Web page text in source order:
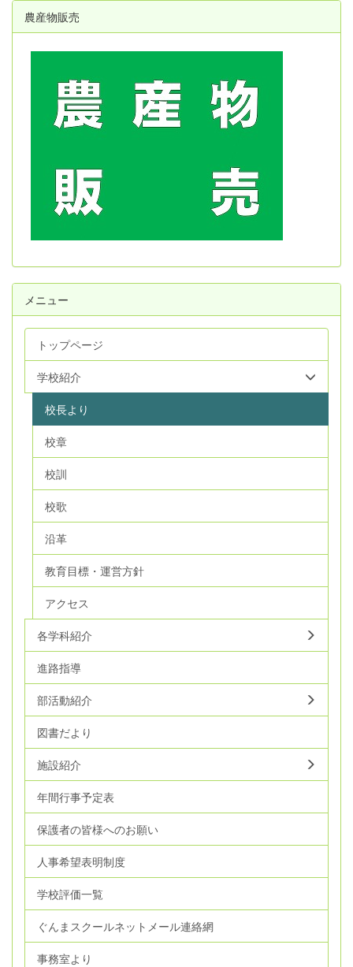
農産物販売
メニュー
トップページ
学校紹介
校長より
校章
校訓
校歌
沿革
教育目標・運営方針
アクセス
各学科紹介
進路指導
部活動紹介
図書だより
施設紹介
年間行事予定表
保護者の皆様へのお願い
人事希望表明制度
学校評価一覧
ぐんまスクールネットメール連絡網
事務室より